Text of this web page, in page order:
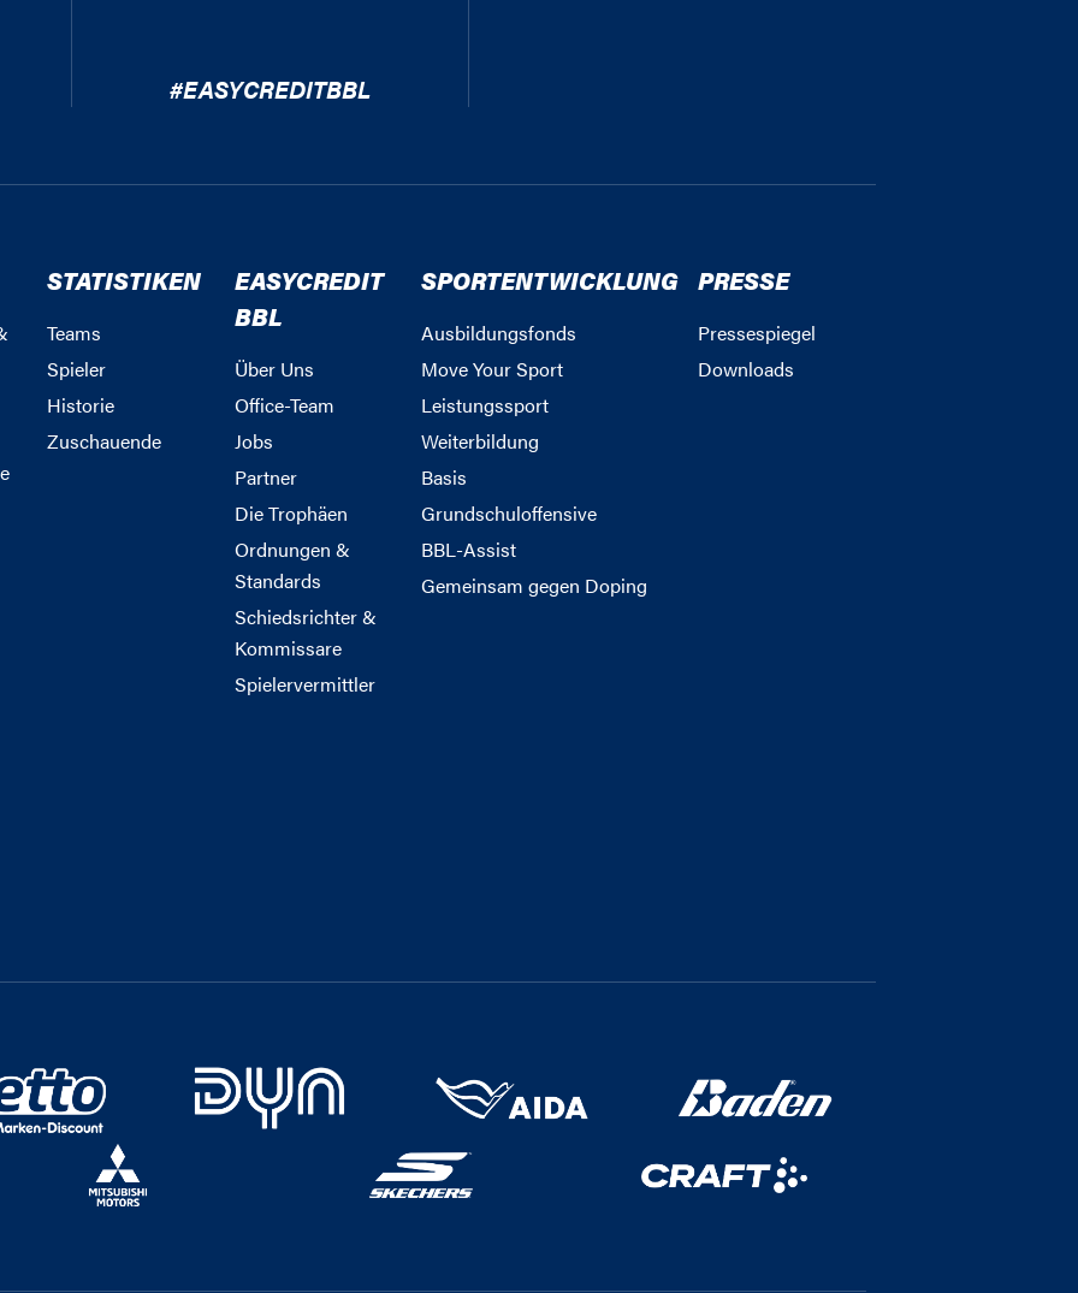
#EASYCREDITBBL
STATISTIKEN
Teams
Spieler
Historie
Zuschauende
EASYCREDIT
BBL
Über Uns
Office-Team
Jobs
Partner
Die Trophäen
Ordnungen &
Standards
Schiedsrichter &
Kommissare
Spielervermittler
SPORTENTWICKLUNG
Ausbildungsfonds
Move Your Sport
Leistungssport
Weiterbildung
Basis
Grundschuloffensive
BBL-Assist
Gemeinsam gegen Doping
PRESSE
Pressespiegel
Downloads